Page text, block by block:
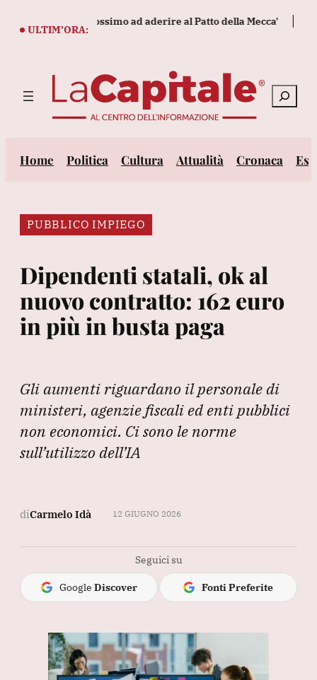
ULTIM’ORA:
essere il prossimo ad aderire al Patto della Mecca'
Cerca
Home Politica Cultura Attualità Cronaca
PUBBLICO IMPIEGO
Dipendenti statali, ok al
nuovo contratto: 162 euro
in più in busta paga
Gli aumenti riguardano il personale di
ministeri, agenzie fiscali ed enti pubblici
non economici. Ci sono le norme
sull’utilizzo dell’IA
diCarmelo Idà 12 GIUGNO 2026
Seguici su
Google Discover Fonti Preferite